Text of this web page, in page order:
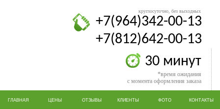
круглосуточно, без выходных
+7(964)342-00-13
+7(812)642-00-13
30 минут
*время ожидания
с момента оформления заказа
ГЛАВНАЯ ЦЕНЫ ОТЗЫВЫ КЛИЕНТЫ ФОТО КОНТАКТЫ